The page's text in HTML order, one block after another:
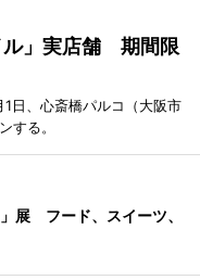
ル」実店舗 期間限
1日、心斎橋パルコ（大阪市
する。
展 フード、スイーツ、